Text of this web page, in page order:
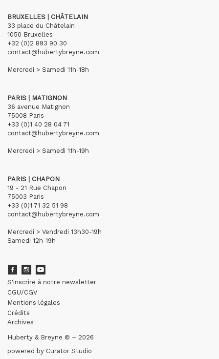
BRUXELLES | CHÂTELAIN
33 place du Châtelain
1050 Bruxelles
+32 (0)2 893 90 30
contact@hubertybreyne.com
Mercredi > Samedi 11h-18h
PARIS | MATIGNON
36 avenue Matignon
75008 Paris
+33 (0)1 40 28 04 71
contact@hubertybreyne.com
Mercredi > Samedi 11h-19h
PARIS | CHAPON
19 - 21 Rue Chapon
75003 Paris
+33 (0)1 71 32 51 98
contact@hubertybreyne.com
Mercredi > Vendredi 13h30-19h
Samedi 12h-19h
S'inscrire à notre newsletter
CGU/CGV
Mentions légales
Crédits
Archives
Huberty & Breyne © – 2026
powered by Curator Studio